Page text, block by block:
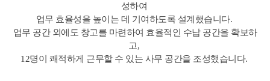
성하여
업무 효율성을 높이는 데 기여하도록 설계했습니다.
업무 공간 외에도 창고를 마련하여 효율적인 수납 공간을 확보하
고,
12명이 쾌적하게 근무할 수 있는 사무 공간을 조성했습니다.